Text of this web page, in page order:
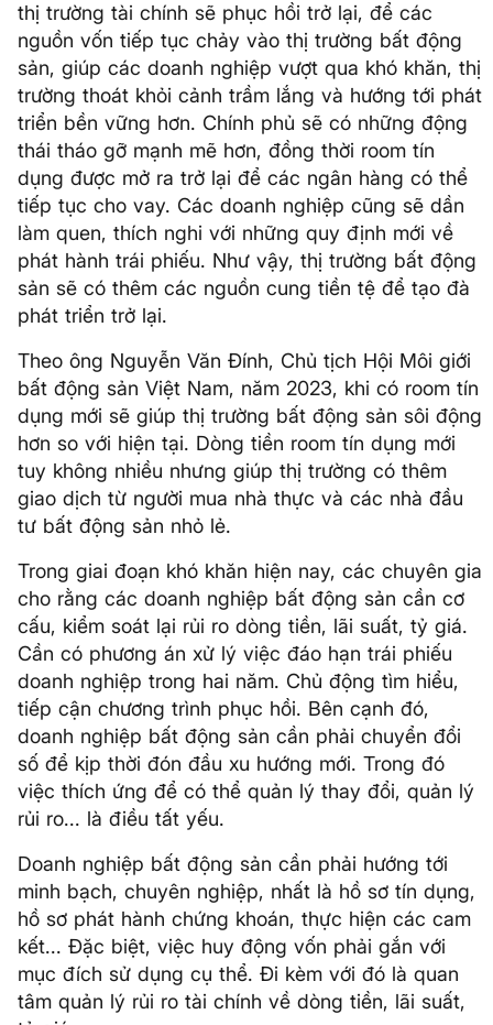
thị trường tài chính sẽ phục hồi trở lại, để các
nguồn vốn tiếp tục chảy vào thị trường bất động
sản, giúp các doanh nghiệp vượt qua khó khăn, thị
trường thoát khỏi cảnh trầm lắng và hướng tới phát
triển bền vững hơn. Chính phủ sẽ có những động
thái tháo gỡ mạnh mẽ hơn, đồng thời room tín
dụng được mở ra trở lại để các ngân hàng có thể
tiếp tục cho vay. Các doanh nghiệp cũng sẽ dần
làm quen, thích nghi với những quy định mới về
phát hành trái phiếu. Như vậy, thị trường bất động
sản sẽ có thêm các nguồn cung tiền tệ để tạo đà
phát triển trở lại.
Theo ông Nguyễn Văn Đính, Chủ tịch Hội Môi giới
bất động sản Việt Nam, năm 2023, khi có room tín
dụng mới sẽ giúp thị trường bất động sản sôi động
hơn so với hiện tại. Dòng tiền room tín dụng mới
tuy không nhiều nhưng giúp thị trường có thêm
giao dịch từ người mua nhà thực và các nhà đầu
tư bất động sản nhỏ lẻ.
Trong giai đoạn khó khăn hiện nay, các chuyên gia
cho rằng các doanh nghiệp bất động sản cần cơ
cấu, kiểm soát lại rủi ro dòng tiền, lãi suất, tỷ giá.
Cần có phương án xử lý việc đáo hạn trái phiếu
doanh nghiệp trong hai năm. Chủ động tìm hiểu,
tiếp cận chương trình phục hồi. Bên cạnh đó,
doanh nghiệp bất động sản cần phải chuyển đổi
số để kịp thời đón đầu xu hướng mới. Trong đó
việc thích ứng để có thể quản lý thay đổi, quản lý
rủi ro... là điều tất yếu.
Doanh nghiệp bất động sản cần phải hướng tới
minh bạch, chuyên nghiệp, nhất là hồ sơ tín dụng,
hồ sơ phát hành chứng khoán, thực hiện các cam
kết... Đặc biệt, việc huy động vốn phải gắn với
mục đích sử dụng cụ thể. Đi kèm với đó là quan
tâm quản lý rủi ro tài chính về dòng tiền, lãi suất,